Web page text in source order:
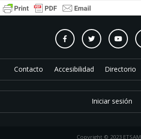
Contacto Accesibilidad Directorio
Iniciar sesión
Copyright © 2023 ETSAM